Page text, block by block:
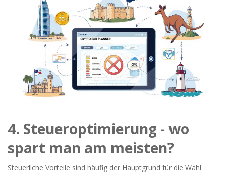
4. Steueroptimierung - wo
spart man am meisten?
Steuerliche Vorteile sind häufig der Hauptgrund für die Wahl